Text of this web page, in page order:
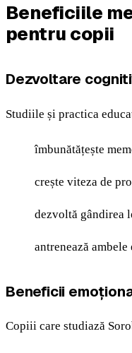
Beneficiile
pentru copii
Dezvoltare
Studiile și practica
îmbunătățește
crește viteza de
dezvoltă gândirea
antrenează
Beneficii
Copiii care studiază